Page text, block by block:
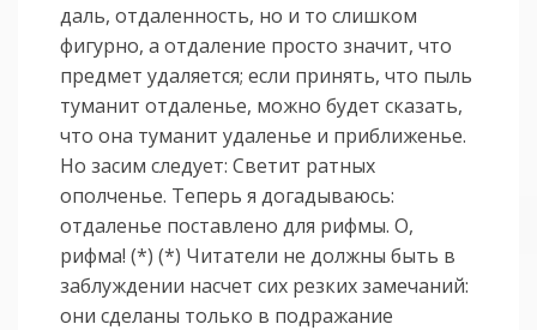
даль, отдаленность, но и то слишком
фигурно, а отдаление просто значит, что
предмет удаляется; если принять, что пыль
туманит отдаленье, можно будет сказать,
что она туманит удаленье и приближенье.
Но засим следует: Светит ратных
ополченье. Теперь я догадываюсь:
отдаленье поставлено для рифмы. О,
рифма! (*) (*) Читатели не должны быть в
заблуждении насчет сих резких замечаний:
они сделаны только в подражание